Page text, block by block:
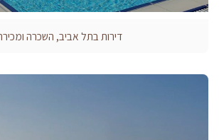
דירות בתל אביב, השכרה ומכירה